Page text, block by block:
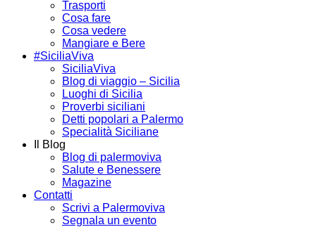
Trasporti
Cosa fare
Cosa vedere
Mangiare e Bere
#SiciliaViva
SiciliaViva
Blog di viaggio – Sicilia
Luoghi di Sicilia
Proverbi siciliani
Detti popolari a Palermo
Specialità Siciliane
Il Blog
Blog di palermoviva
Salute e Benessere
Magazine
Contatti
Scrivi a Palermoviva
Segnala un evento